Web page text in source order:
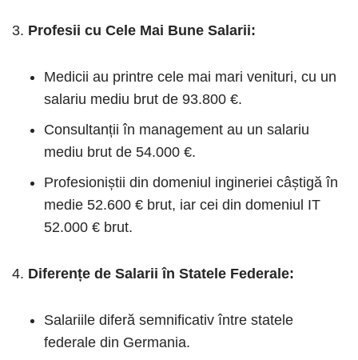
Profesii cu Cele Mai Bune Salarii:
Medicii au printre cele mai mari venituri, cu un
salariu mediu brut de 93.800 €.
Consultanții în management au un salariu
mediu brut de 54.000 €.
Profesioniștii din domeniul ingineriei câștigă în
medie 52.600 € brut, iar cei din domeniul IT
52.000 € brut.
Diferențe de Salarii în Statele Federale:
Salariile diferă semnificativ între statele
federale din Germania.